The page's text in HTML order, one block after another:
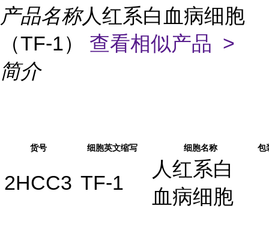
产品名称人红系白血病细胞
（TF-1） 查看相似产品 >
简介
货号 细胞英文缩写 细胞名称 包
2HCC3 TF-1
人红系白
血病细胞